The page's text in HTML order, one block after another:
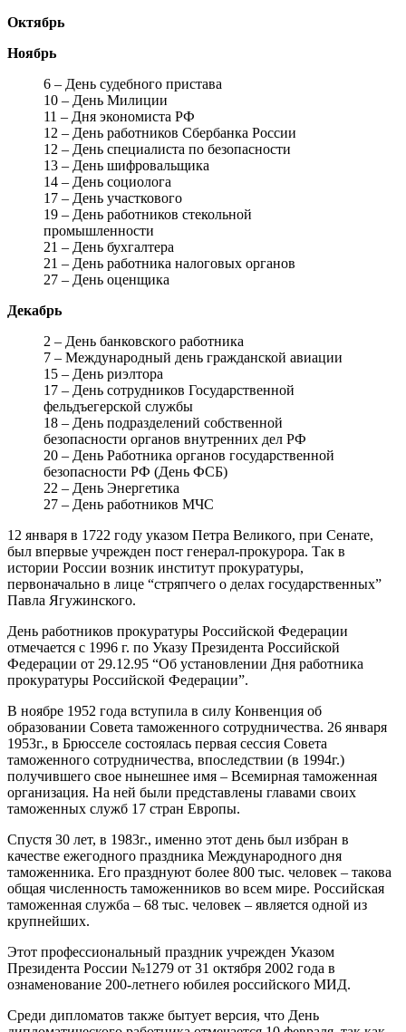
Октябрь
Ноябрь
6 – День судебного пристава
10 – День Милиции
11 – Дня экономиста РФ
12 – День работников Сбербанка России
12 – День специалиста по безопасности
13 – День шифровальщика
14 – День социолога
17 – День участкового
19 – День работников стекольной
промышленности
21 – День бухгалтера
21 – День работника налоговых органов
27 – День оценщика
Декабрь
2 – День банковского работника
7 – Международный день гражданской авиации
15 – День риэлтора
17 – День сотрудников Государственной
фельдъегерской службы
18 – День подразделений собственной
безопасности органов внутренних дел РФ
20 – День Работника органов государственной
безопасности РФ (День ФСБ)
22 – День Энергетика
27 – День работников МЧС
12 января в 1722 году указом Петра Великого, при Сенате,
был впервые учрежден пост генерал-прокурора. Так в
истории России возник институт прокуратуры,
первоначально в лице “стряпчего о делах государственных”
Павла Ягужинского.
День работников прокуратуры Российской Федерации
отмечается с 1996 г. по Указу Президента Российской
Федерации от 29.12.95 “Об установлении Дня работника
прокуратуры Российской Федерации”.
В ноябре 1952 года вступила в силу Конвенция об
образовании Совета таможенного сотрудничества. 26 января
1953г., в Брюсселе состоялась первая сессия Совета
таможенного сотрудничества, впоследствии (в 1994г.)
получившего свое нынешнее имя – Всемирная таможенная
организация. На ней были представлены главами своих
таможенных служб 17 стран Европы.
Спустя 30 лет, в 1983г., именно этот день был избран в
качестве ежегодного праздника Международного дня
таможенника. Его празднуют более 800 тыс. человек – такова
общая численность таможенников во всем мире. Российская
таможенная служба – 68 тыс. человек – является одной из
крупнейших.
Этот профессиональный праздник учрежден Указом
Президента России №1279 от 31 октября 2002 года в
ознаменование 200-летнего юбилея российского МИД.
Среди дипломатов также бытует версия, что День